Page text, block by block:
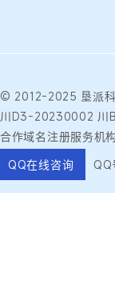
© 2012-2025 垦派
川D3-20230002 川
合作域名注册服务机
QQ在线咨询